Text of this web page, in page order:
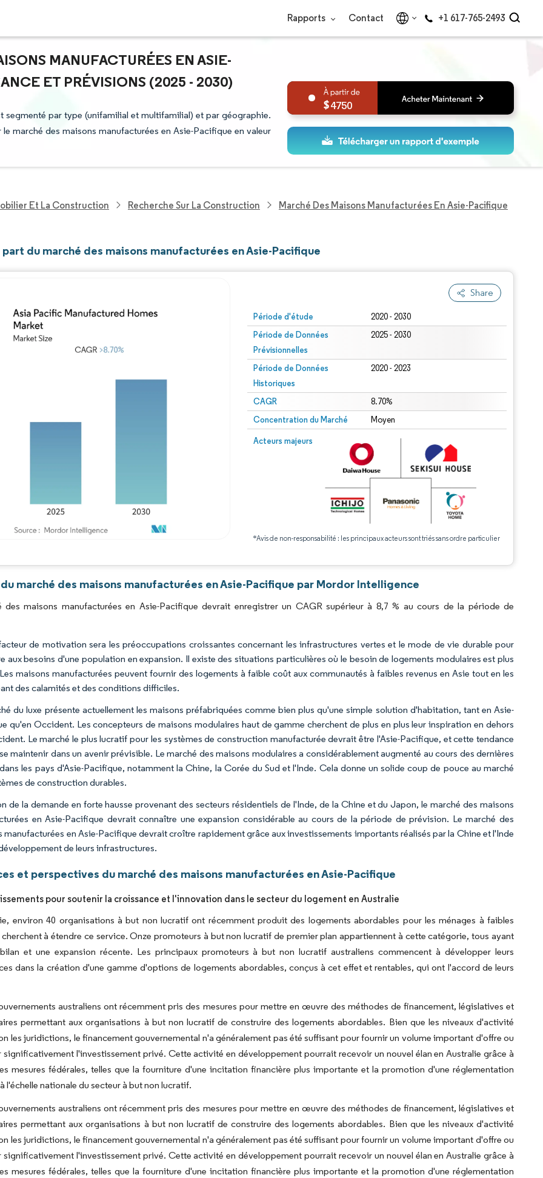
Rapports Contact +1 617-765-2493
MANUFACTURÉES EN ASIE-
ET PRÉVISIONS (2025 - 2030)
segmenté par type (unifamilial et multifamilial) et par géographie.
marché des maisons manufacturées en Asie-Pacifique en valeur
4750
Et La Construction Recherche Sur La Construction Marché Des Maisons Manufacturées En Asie-Pacifique
du marché des maisons manufacturées en Asie-Pacifique
Share
Période d'étude 2020 - 2030
Période de Données
Prévisionnelles
2025 - 2030
Période de Données
Historiques
2020 - 2023
CAGR 8.70%
Concentration du Marché Moyen
Acteurs majeurs
*Avis de non-responsabilité : les principaux acteurs sont triés sans ordre particulier
marché des maisons manufacturées en Asie-Pacifique par Mordor Intelligence
des maisons manufacturées en Asie-Pacifique devrait enregistrer un CAGR supérieur à 8,7 % au cours de la période de
de motivation sera les préoccupations croissantes concernant les infrastructures vertes et le mode de vie durable pour
aux besoins d'une population en expansion. Il existe des situations particulières où le besoin de logements modulaires est plus
maisons manufacturées peuvent fournir des logements à faible coût aux communautés à faibles revenus en Asie tout en les
des calamités et des conditions difficiles.
du luxe présente actuellement les maisons préfabriquées comme bien plus qu'une simple solution d'habitation, tant en Asie-
qu'en Occident. Les concepteurs de maisons modulaires haut de gamme cherchent de plus en plus leur inspiration en dehors
Le marché le plus lucratif pour les systèmes de construction manufacturée devrait être l'Asie-Pacifique, et cette tendance
maintenir dans un avenir prévisible. Le marché des maisons modulaires a considérablement augmenté au cours des dernières
les pays d'Asie-Pacifique, notamment la Chine, la Corée du Sud et l'Inde. Cela donne un solide coup de pouce au marché
de construction durables.
de la demande en forte hausse provenant des secteurs résidentiels de l'Inde, de la Chine et du Japon, le marché des maisons
en Asie-Pacifique devrait connaître une expansion considérable au cours de la période de prévision. Le marché des
manufacturées en Asie-Pacifique devrait croître rapidement grâce aux investissements importants réalisés par la Chine et l'Inde
de leurs infrastructures.
et perspectives du marché des maisons manufacturées en Asie-Pacifique
pour soutenir la croissance et l'innovation dans le secteur du logement en Australie
environ 40 organisations à but non lucratif ont récemment produit des logements abordables pour les ménages à faibles
à étendre ce service. Onze promoteurs à but non lucratif de premier plan appartiennent à cette catégorie, tous ayant
et une expansion récente. Les principaux promoteurs à but non lucratif australiens commencent à développer leurs
dans la création d'une gamme d'options de logements abordables, conçus à cet effet et rentables, qui ont l'accord de leurs
australiens ont récemment pris des mesures pour mettre en œuvre des méthodes de financement, législatives et
permettant aux organisations à but non lucratif de construire des logements abordables. Bien que les niveaux d'activité
les juridictions, le financement gouvernemental n'a généralement pas été suffisant pour fournir un volume important d'offre ou
significativement l'investissement privé. Cette activité en développement pourrait recevoir un nouvel élan en Australie grâce à
mesures fédérales, telles que la fourniture d'une incitation financière plus importante et la promotion d'une réglementation
l'échelle nationale du secteur à but non lucratif.
australiens ont récemment pris des mesures pour mettre en œuvre des méthodes de financement, législatives et
permettant aux organisations à but non lucratif de construire des logements abordables. Bien que les niveaux d'activité
les juridictions, le financement gouvernemental n'a généralement pas été suffisant pour fournir un volume important d'offre ou
significativement l'investissement privé. Cette activité en développement pourrait recevoir un nouvel élan en Australie grâce à
mesures fédérales, telles que la fourniture d'une incitation financière plus importante et la promotion d'une réglementation